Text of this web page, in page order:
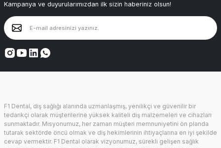
Kampanya ve duyurularımızdan ilk sizin haberiniz olsun!
F1 Dental, diş sağlığı alanında uzmanlaşmış, yenilikçi ve güvenilir bir
tedarikçi olarak müşterilerine yüksek kaliteli diş malzemeleri ve cihazları
sunmaktadır. Misyonumuz, her zaman müşteri memnuniyetini ön planda
tutarak sektörde öncü olmak ve diş hekimlerinin ihtiyaçlarına en iyi şekilde
cevap vermektir. F1 Dental olarak vizyonumuz, sürekli gelişen sağlık